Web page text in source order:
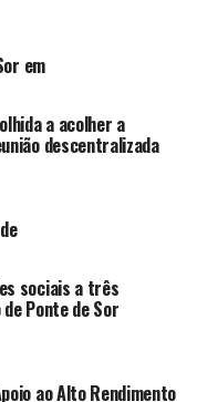
em
a acolher a
descentralizada
sociais a três
Ponte de Sor
ao Alto Rendimento